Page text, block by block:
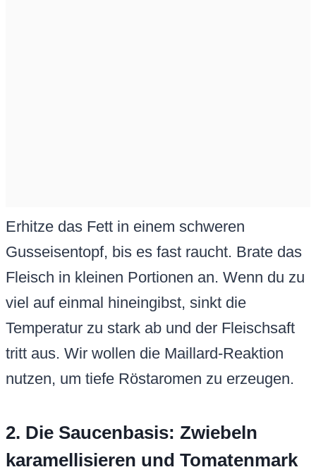
Erhitze das Fett in einem schweren
Gusseisentopf, bis es fast raucht. Brate das
Fleisch in kleinen Portionen an. Wenn du zu
viel auf einmal hineingibst, sinkt die
Temperatur zu stark ab und der Fleischsaft
tritt aus. Wir wollen die Maillard-Reaktion
nutzen, um tiefe Röstaromen zu erzeugen.
2. Die Saucenbasis: Zwiebeln
karamellisieren und Tomatenmark